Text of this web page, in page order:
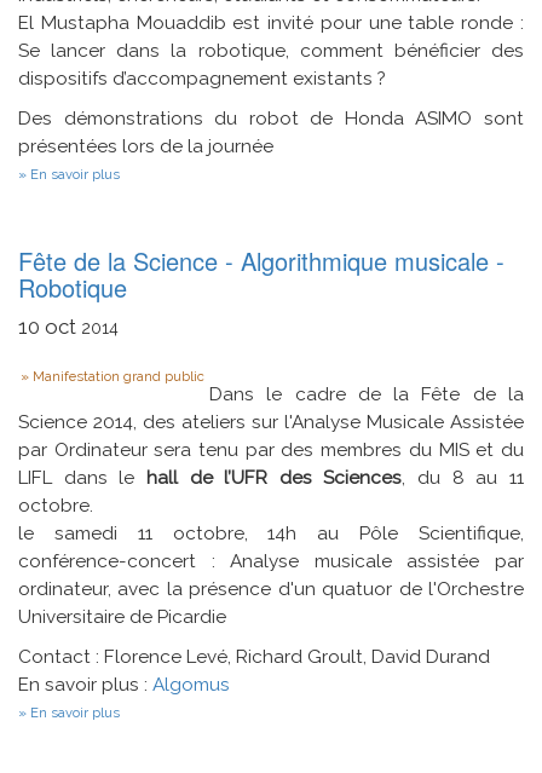
El Mustapha Mouaddib est invité pour une table ronde :
Se lancer dans la robotique, comment bénéficier des
dispositifs d’accompagnement existants ?
Des démonstrations du robot de Honda ASIMO sont
présentées lors de la journée
En savoir plus
Robonumérique
Fête de la Science - Algorithmique musicale -
Robotique
10 oct 2014
Type
Manifestation grand public
Dans le cadre de la Fête de la
Science 2014, des ateliers sur l'Analyse Musicale Assistée
par Ordinateur sera tenu par des membres du MIS et du
LIFL dans le hall de l’UFR des Sciences , du 8 au 11
octobre.
le samedi 11 octobre, 14h au Pôle Scientifique,
conférence-concert : Analyse musicale assistée par
ordinateur, avec la présence d'un quatuor de l'Orchestre
Universitaire de Picardie
Contact : Florence Levé, Richard Groult, David Durand
En savoir plus : Algomus
En savoir plus